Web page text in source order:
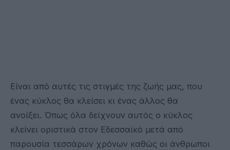
Είναι από αυτές τις στιγμές της ζωής μας, που
ένας κύκλος θα κλείσει κι ένας άλλος θα
ανοίξει. Όπως όλα δείχνουν αυτός ο κύκλος
κλείνει οριστικά στον Εδεσσαϊκό μετά από
παρουσία τεσσάρων χρόνων καθώς οι άνθρωποι